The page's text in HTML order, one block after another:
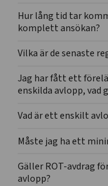
Hur lång tid tar
komplett ansökan?
Vilka är de senaste
Jag har fått ett
enskilda avlopp, vad
Vad är ett enskilt
Måste jag ha ett
Gäller ROT-avdrag
avlopp?